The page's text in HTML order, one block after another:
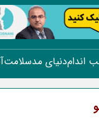
اندامدنیای مدسلامت